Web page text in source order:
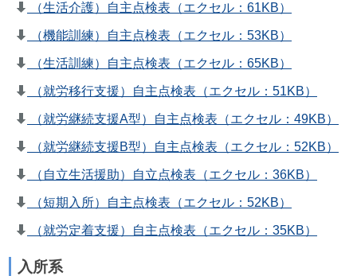
（生活介護）自主点検表（エクセル：61KB）
（機能訓練）自主点検表（エクセル：53KB）
（生活訓練）自主点検表（エクセル：65KB）
（就労移行支援）自主点検表（エクセル：51KB）
（就労継続支援A型）自主点検表（エクセル：49KB）
（就労継続支援B型）自主点検表（エクセル：52KB）
（自立生活援助）自立点検表（エクセル：36KB）
（短期入所）自主点検表（エクセル：52KB）
（就労定着支援）自主点検表（エクセル：35KB）
入所系